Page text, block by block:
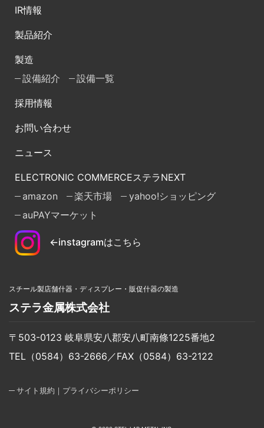
IR情報
製品紹介
製造
設備紹介
設備一覧
採用情報
お問い合わせ
ニュース
ELECTRONIC COMMERCEステラNEXT
amazon
楽天市場
yahoo!ショッピング
auPAYマーケット
←instagramはこちら
スチール製店舗什器・ディスプレー・販促什器の製造
ステラ金属株式会社
〒503-0123 岐阜県安八郡安八町南條1225番地2
TEL（0584）63-2666／FAX（0584）63-2122
サイト規約｜プライバシーポリシー